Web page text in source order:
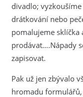
divadlo;
drátkování nebo
pomalujeme sklíčka
prodávat….Nápady
zapisovat.
Pak už jen zbývalo
hromadu